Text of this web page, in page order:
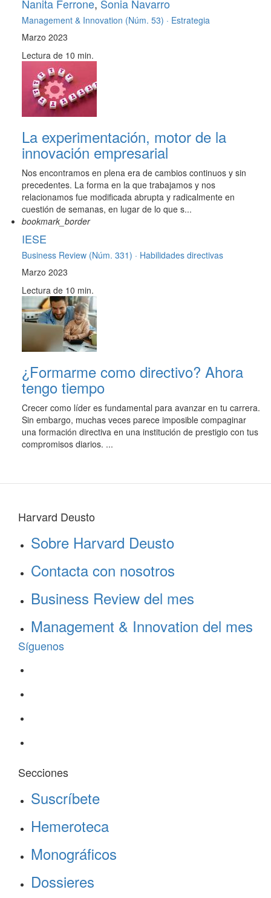
Nanita Ferrone, Sonia Navarro
Management & Innovation (Núm. 53) · Estrategia
Marzo 2023
Lectura de 10 min.
La experimentación, motor de la
innovación empresarial
Nos encontramos en plena era de cambios continuos y sin
precedentes. La forma en la que trabajamos y nos
relacionamos fue modificada abrupta y radicalmente en
cuestión de semanas, en lugar de lo que s...
bookmark_border
IESE
Business Review (Núm. 331) · Habilidades directivas
Marzo 2023
Lectura de 10 min.
¿Formarme como directivo? Ahora
tengo tiempo
Crecer como líder es fundamental para avanzar en tu carrera.
Sin embargo, muchas veces parece imposible compaginar
una formación directiva en una institución de prestigio con tus
compromisos diarios. ...
Harvard Deusto
Sobre Harvard Deusto
Contacta con nosotros
Business Review del mes
Management & Innovation del mes
Síguenos
Secciones
Suscríbete
Hemeroteca
Monográficos
Dossieres